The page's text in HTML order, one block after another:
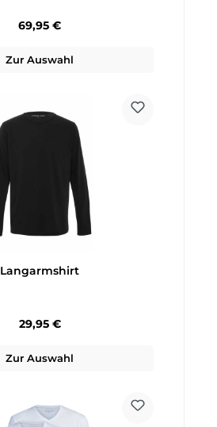
Regulärer Preis:
69,95 €
Zur Auswahl
Langarmshirt
Regulärer Preis:
29,95 €
Zur Auswahl